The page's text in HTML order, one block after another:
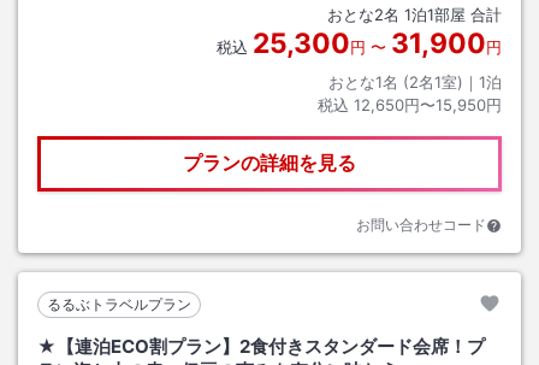
おとな2名 1泊1部屋 合計
税込 25,300円 〜 31,900円
おとな1名 (2名1室)｜ 1泊
税込 12,650円〜15,950円
プランの詳細を見る
お問い合わせコード
るるぶトラベルプラン
★【連泊ECO割プラン】2食付きスタンダード会席！プ